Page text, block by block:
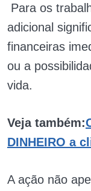
Para os
adicional
financeiras
ou a
vida.
Veja também:
DINHEIRO a
A ação não